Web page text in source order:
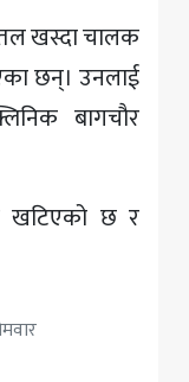
खस्दा चालक
छन्। उनलाई
बागचौर
खटिएको छ र